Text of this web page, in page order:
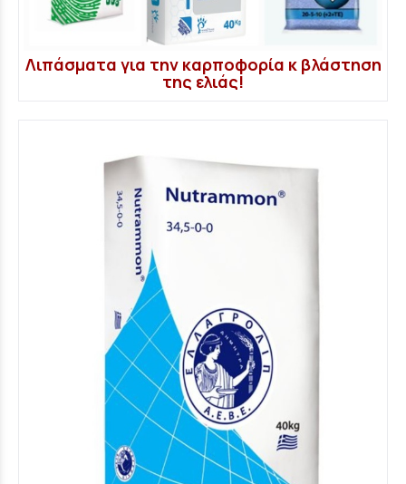
Λιπάσματα για την καρποφορία κ βλάστηση
της ελιάς!